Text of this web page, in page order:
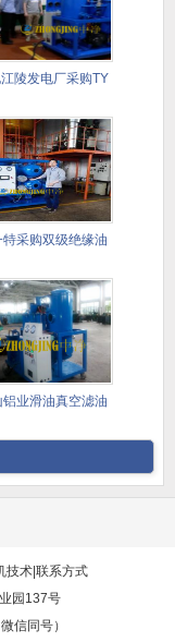
陵发电厂采购TY
特采购双级绝缘油
铝业滑油真空滤油
技术 联系方式
园137号
信同号）